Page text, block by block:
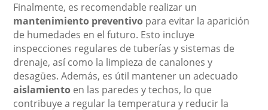
Finalmente, es recomendable realizar un
mantenimiento preventivo para evitar la aparición
de humedades en el futuro. Esto incluye
inspecciones regulares de tuberías y sistemas de
drenaje, así como la limpieza de canalones y
desagües. Además, es útil mantener un adecuado
aislamiento en las paredes y techos, lo que
contribuye a regular la temperatura y reducir la